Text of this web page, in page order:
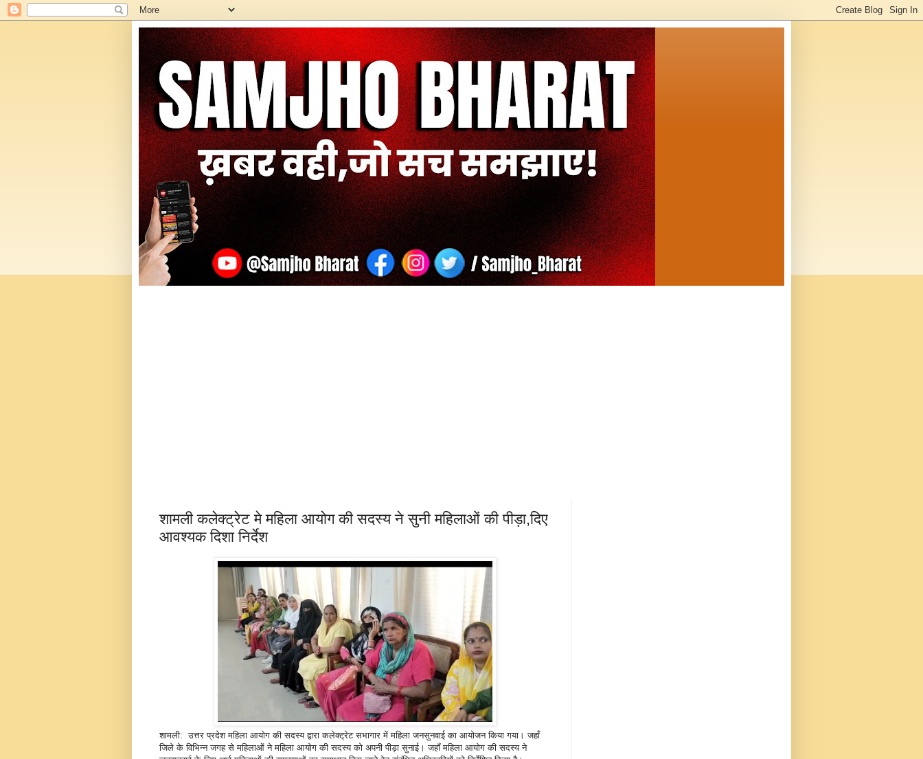
शामली कलेक्ट्रेट मे महिला आयोग की सदस्य ने सुनी महिलाओं की पीड़ा,दिए
आवश्यक दिशा निर्देश
शामली: उत्तर प्रदेश महिला आयोग की सदस्य द्वारा कलेक्ट्रेट सभागार में महिला जनसुनवाई का आयोजन किया गया। जहाँ
जिले के विभिन्न जगह से महिलाओं ने महिला आयोग की सदस्य को अपनी पीड़ा सुनाई। जहाँ महिला आयोग की सदस्य ने